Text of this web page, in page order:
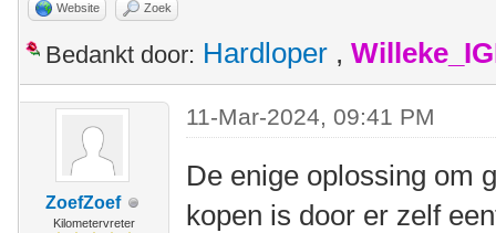
Website Zoek
Bedankt door: Hardloper ,
ZoefZoef
Kilometervreter
11-Mar-2024, 09:41 PM
De enige oplossing om
kopen is door er zelf